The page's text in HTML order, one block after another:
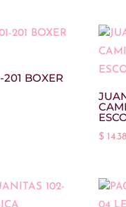
201 BOXER
$